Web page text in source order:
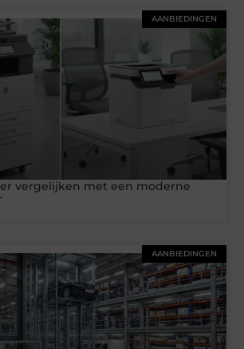
AANBIEDINGEN
vergelijken met een moderne
AANBIEDINGEN